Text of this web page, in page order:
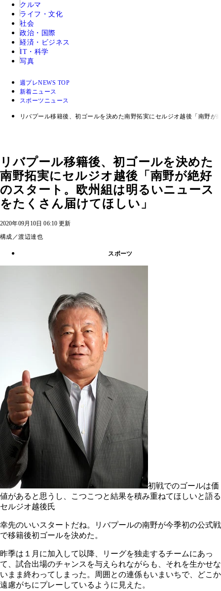
クルマ
ライフ・文化
社会
政治・国際
経済・ビジネス
IT・科学
写真
週プレNEWS TOP
新着ニュース
スポーツニュース
リバプール移籍後、初ゴールを決めた南野拓実にセルジオ越後「南野
リバプール移籍後、初ゴールを決めた
南野拓実にセルジオ越後「南野が絶好
のスタート。欧州組は明るいニュース
をたくさん届けてほしい」
2020年09月10日 06:10 更新
構成／渡辺達也
スポーツ
初戦でのゴールは価
値があると思うし、こつこつと結果を積み重ねてほしいと語る
セルジオ越後氏
幸先のいいスタートだね。リバプールの南野が今季初の公式戦
で移籍後初ゴールを決めた。
昨季は１月に加入して以降、リーグを独走するチームにあっ
て、試合出場のチャンスを与えられながらも、それを生かせな
いまま終わってしまった。周囲との連係もいまいちで、どこか
遠慮がちにプレーしているように見えた。